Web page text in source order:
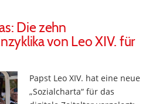
Die zehn
von Leo XIV. für
Papst Leo XIV. hat eine neue
„Sozialcharta“ für das